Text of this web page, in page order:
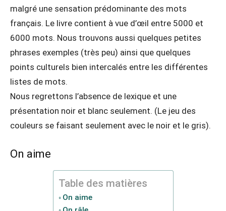
malgré une sensation prédominante des mots
français. Le livre contient à vue d’œil entre 5000 et
6000 mots. Nous trouvons aussi quelques petites
phrases exemples (très peu) ainsi que quelques
points culturels bien intercalés entre les différentes
listes de mots.
Nous regrettons l’absence de lexique et une
présentation noir et blanc seulement. (Le jeu des
couleurs se faisant seulement avec le noir et le gris).
On aime
Table des matières
On aime